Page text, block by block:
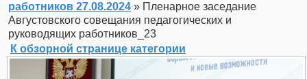
работников 27.08.2024 » Пленарное заседание
Августовского совещания педагогических и
руководящих работников_23
К обзорной странице категории